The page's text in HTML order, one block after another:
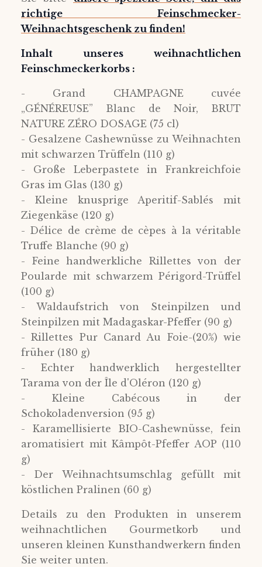
richtige Feinschmecker-
Weihnachtsgeschenk zu finden!
Inhalt unseres weihnachtlichen
Feinschmeckerkorbs :
- Grand CHAMPAGNE cuvée
„GÉNÉREUSE” Blanc de Noir, BRUT
NATURE ZÉRO DOSAGE (75 cl)
- Gesalzene Cashewnüsse zu Weihnachten
mit schwarzen Trüffeln (110 g)
- Große Leberpastete in Frankreichfoie
Gras im Glas (130 g)
- Kleine knusprige Aperitif-Sablés mit
Ziegenkäse (120 g)
- Délice de crème de cèpes à la véritable
Truffe Blanche (90 g)
- Feine handwerkliche Rillettes von der
Poularde mit schwarzem Périgord-Trüffel
(100 g)
- Waldaufstrich von Steinpilzen und
Steinpilzen mit Madagaskar-Pfeffer (90 g)
- Rillettes Pur Canard Au Foie-(20%) wie
früher (180 g)
- Echter handwerklich hergestellter
Tarama von der Île d'Oléron (120 g)
- Kleine Cabécous in der
Schokoladenversion (95 g)
- Karamellisierte BIO-Cashewnüsse, fein
aromatisiert mit Kâmpôt-Pfeffer AOP (110
g)
- Der Weihnachtsumschlag gefüllt mit
köstlichen Pralinen (60 g)
Details zu den Produkten in unserem
weihnachtlichen Gourmetkorb und
unseren kleinen Kunsthandwerkern finden
Sie weiter unten.